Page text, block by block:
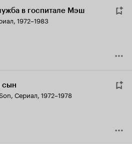
в госпитале Мэш
1972–1983
сын
, Сериал, 1972–1978